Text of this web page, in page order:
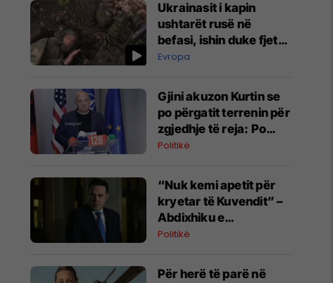
Ukrainasit i kapin
ushtarët rusë në
befasi, ishin duke fjetur
në strehimoret e
Evropa
Gjini akuzon Kurtin se
po përgatit terrenin për
zgjedhje të reja: Po
manipulon opinionin
Politikë
“Nuk kemi apetit për
kryetar të Kuvendit” –
Abdixhiku e
konsideron si figurë
Politikë
Për herë të parë në